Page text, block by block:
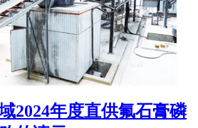
2024年度直供氟石膏磷